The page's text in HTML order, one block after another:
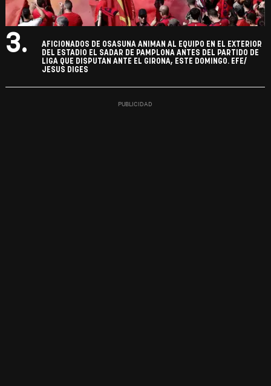
3.
AFICIONADOS DE OSASUNA ANIMAN AL EQUIPO EN EL EXTERIOR
DEL ESTADIO EL SADAR DE PAMPLONA ANTES DEL PARTIDO DE
LIGA QUE DISPUTAN ANTE EL GIRONA, ESTE DOMINGO. EFE/
JESUS DIGES